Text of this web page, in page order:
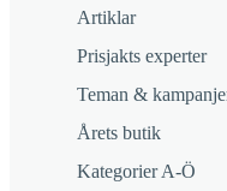
Artiklar
Prisjakts experter
Teman &
Årets butik
Kategorier A-Ö